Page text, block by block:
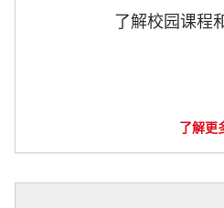
了解校园课程
了解更